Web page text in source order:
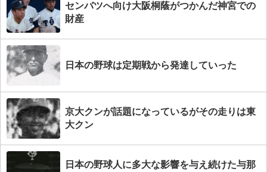
センバツへ向け大阪桐蔭がつかんだ神宮での
財産
日本の野球は定期戦から発達していった
京大クンが話題になっているがその走りは東
大クン
日本の野球人に多大な影響を与え続けた与那